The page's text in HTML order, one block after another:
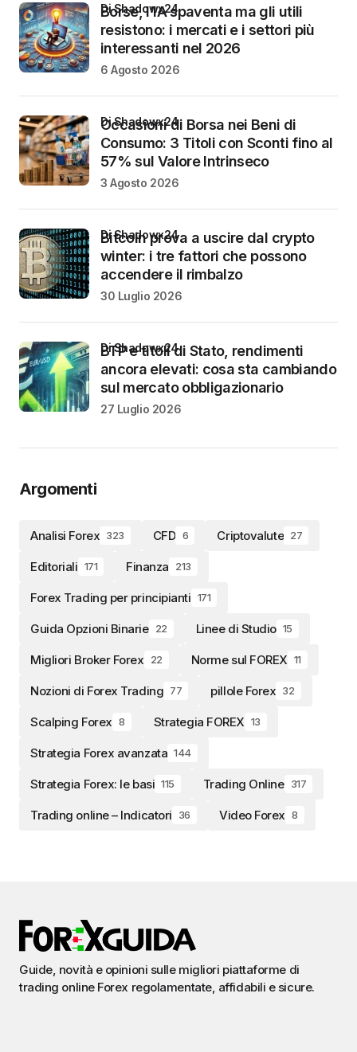
Borse, l’IA spaventa ma gli utili
resistono: i mercati e i settori più
interessanti nel 2026
di Shadowx24
6 Agosto 2026
Occasioni di Borsa nei Beni di
Consumo: 3 Titoli con Sconti fino al
57% sul Valore Intrinseco
di Shadowx24
3 Agosto 2026
Bitcoin prova a uscire dal crypto
winter: i tre fattori che possono
accendere il rimbalzo
di Shadowx24
30 Luglio 2026
BTP e titoli di Stato, rendimenti
ancora elevati: cosa sta cambiando
sul mercato obbligazionario
di Shadowx24
27 Luglio 2026
Argomenti
Analisi Forex 323 CFD 6 Criptovalute 27
Editoriali 171 Finanza 213
Forex Trading per principianti 171
Guida Opzioni Binarie 22 Linee di Studio 15
Migliori Broker Forex 22 Norme sul FOREX 11
Nozioni di Forex Trading 77 pillole Forex 32
Scalping Forex 8 Strategia FOREX 13
Strategia Forex avanzata 144
Strategia Forex: le basi 115 Trading Online 317
Trading online – Indicatori 36 Video Forex 8
Guide, novità e opinioni sulle migliori piattaforme di
trading online Forex regolamentate, affidabili e sicure.